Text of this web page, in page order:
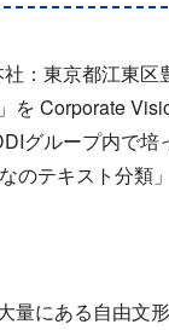
：東京都江東
を Corporate
グループ内で
テキスト分類
量にある自由